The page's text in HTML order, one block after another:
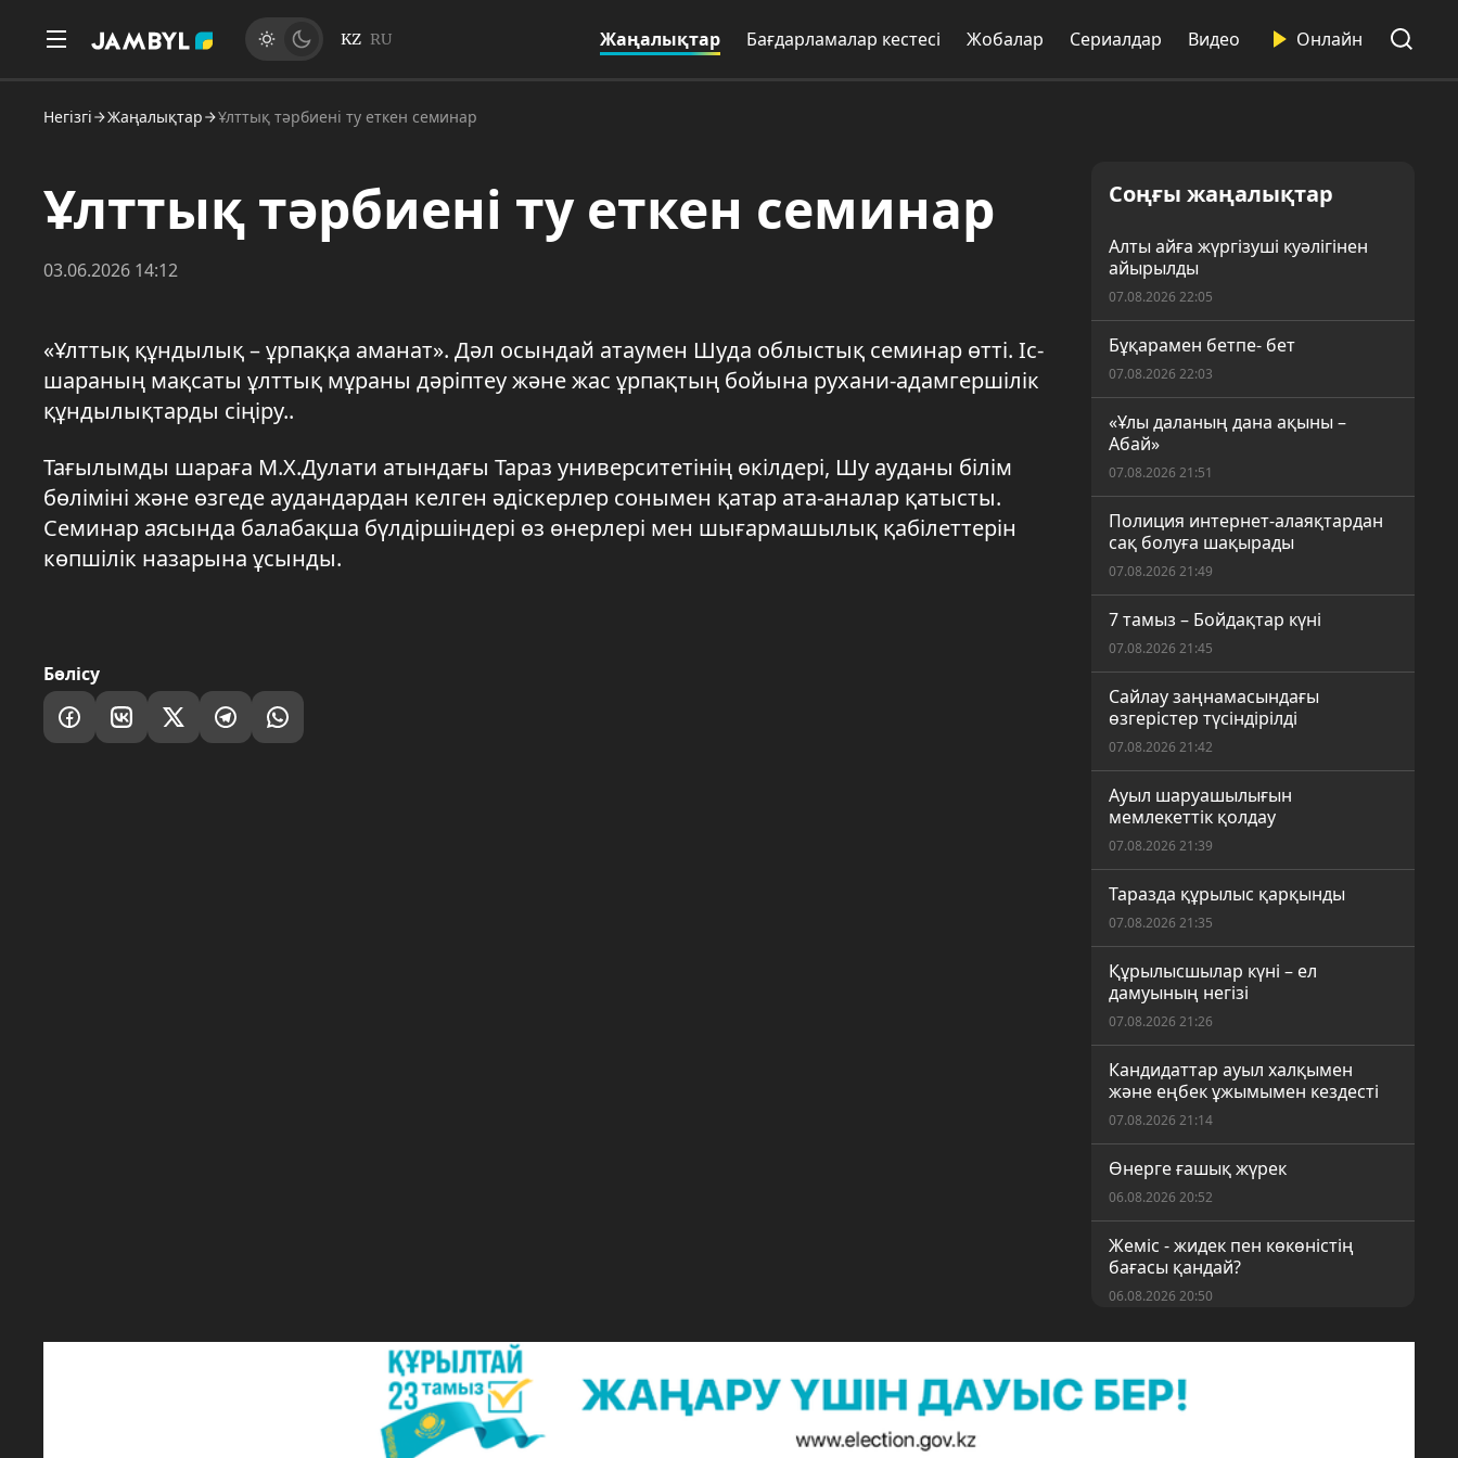
KZ RU Жаңалықтар Бағдарламалар кестесі Жобалар Сериалдар Видео Онлайн
Негізгі Жаңалықтар Ұлттық тәрбиені ту еткен семинар
Ұлттық тәрбиені ту еткен семинар
03.06.2026 14:12
«Ұлттық құндылық – ұрпаққа аманат». Дәл осындай атаумен Шуда облыстық семинар өтті. Іс-
шараның мақсаты ұлттық мұраны дәріптеу және жас ұрпақтың бойына рухани-адамгершілік
құндылықтарды сіңіру..
Тағылымды шараға М.Х.Дулати атындағы Тараз университетінің өкілдері, Шу ауданы білім
бөліміні және өзгеде аудандардан келген әдіскерлер сонымен қатар ата-аналар қатысты.
Семинар аясында балабақша бүлдіршіндері өз өнерлері мен шығармашылық қабілеттерін
көпшілік назарына ұсынды.
Бөлісу
Соңғы жаңалықтар
Алты айға жүргізуші куәлігінен
айырылды
07.08.2026 22:05
Бұқарамен бетпе- бет
07.08.2026 22:03
«Ұлы даланың дана ақыны –
Абай»
07.08.2026 21:51
Полиция интернет-алаяқтардан
сақ болуға шақырады
07.08.2026 21:49
7 тамыз – Бойдақтар күні
07.08.2026 21:45
Сайлау заңнамасындағы
өзгерістер түсіндірілді
07.08.2026 21:42
Ауыл шаруашылығын
мемлекеттік қолдау
07.08.2026 21:39
Таразда құрылыс қарқынды
07.08.2026 21:35
Құрылысшылар күні – ел
дамуының негізі
07.08.2026 21:26
Кандидаттар ауыл халқымен
және еңбек ұжымымен кездесті
07.08.2026 21:14
Өнерге ғашық жүрек
06.08.2026 20:52
Жеміс - жидек пен көкөністің
бағасы қандай?
06.08.2026 20:50
«Таза Қазақстан» акциясы
06.08.2026 20:46